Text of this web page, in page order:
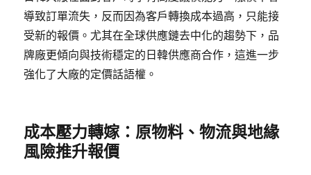
導致訂單流失，反而因為客戶轉換成本過高，只能接
受新的報價。尤其在全球供應鏈去中化的趨勢下，品
牌廠更傾向與技術穩定的日韓供應商合作，這進一步
強化了大廠的定價話語權。
成本壓力轉嫁：原物料、物流與地緣
風險推升報價